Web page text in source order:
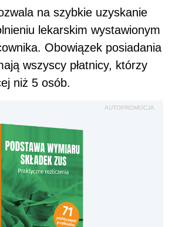
na szybkie uzyskanie
lekarskim wystawionym
Obowiązek posiadania
wszyscy płatnicy, którzy
niż 5 osób.
AUTOPROMOCJA